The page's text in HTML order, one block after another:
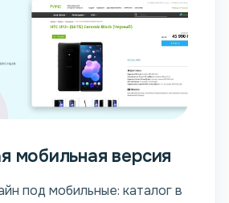
мобильная версия
под мобильные: каталог в